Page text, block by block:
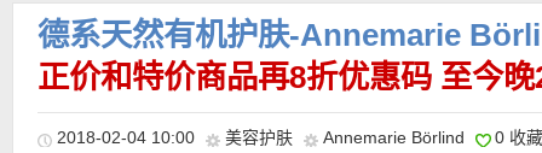
德系天然有机护肤-Annemarie
正价和特价商品再8折优惠码 至今
2018-02-04 10:00 美容护肤 Annemarie Börlind 0 收藏